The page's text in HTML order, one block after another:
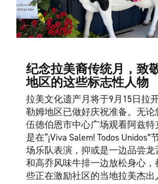
纪念拉美裔传统月，致
地区的这些标志性人物
拉美文化遗产月将于9月15日拉
勒姆地区已做好庆祝准备。无论
伍德伯恩市中心广场观看阿兹特
是在“¡Viva Salem! Todos
场乐队表演，抑或是一边品尝龙
和高乔风味牛排一边放松身心，
些正在激励社区的当地拉美杰出